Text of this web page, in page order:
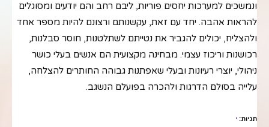
ונמשכים למערכות יחסים פוריות, ליבם רחב והם יודעים ומסוגלים
להראות אהבה. יחד עם זאת, עקשנותם ורצונם להיות מספר אחד
ולהצליח, יכולים להגביר את נטייתם לשתלטנות, חוסר סבלנות,
רכושנות וריכוז עצמי. מבחינה מקצועית הם אנשים בעלי כושר
ניהולי, יוצרי רעיונות ובעלי שאפתנות גבוהה החותרים להצלחה,
עלייה בסולם הדרגות ולהכרה בפועלם הנשגב.
תגיות: י